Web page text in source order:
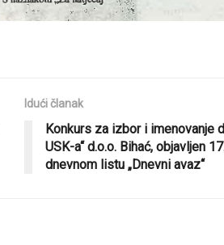
Idući članak
Konkurs za izbor i imenovanje
USK-a“ d.o.o. Bihać, objavljen
dnevnom listu „Dnevni avaz“